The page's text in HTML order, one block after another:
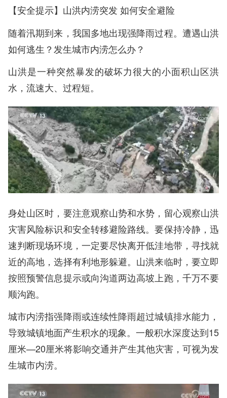
【安全提示】山洪内涝突发 如何安全避险
随着汛期到来，我国多地出现强降雨过程。遭遇山洪
如何逃生？发生城市内涝怎么办？
山洪是一种突然暴发的破坏力很大的小面积山区洪
水，流速大、过程短。
身处山区时，要注意观察山势和水势，留心观察山洪
灾害风险标识和安全转移避险路线。要保持冷静，迅
速判断现场环境，一定要尽快离开低洼地带，寻找就
近的高地，选择有利地形躲避。山洪来临时，要立即
按照预警信息提示或向沟道两边高坡上跑，千万不要
顺沟跑。
城市内涝指强降雨或连续性降雨超过城镇排水能力，
导致城镇地面产生积水的现象。一般积水深度达到15
厘米—20厘米将影响交通并产生其他灾害，可视为发
生城市内涝。